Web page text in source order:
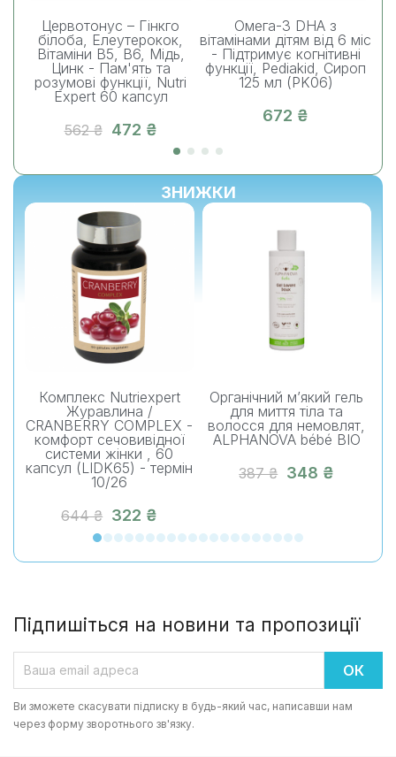
Цервотонус – Гінкго
білоба, Елеутерокок,
Вітаміни B5, B6, Мідь,
Цинк - Пам'ять та
розумові функції, Nutri
Expert 60 капсул
562 ₴ 472 ₴
Омега-3 DHA з
вітамінами дітям від 6 міс
- Підтримує когнітивні
функції, Pediakid, Сироп
125 мл (PK06)
672 ₴
ЗНИЖКИ
Комплекс Nutriexpert
Журавлина /
CRANBERRY COMPLEX -
комфорт сечовивідної
системи жінки , 60
капсул (LIDK65) - термін
10/26
644 ₴ 322 ₴
Органічний м’який гель
для миття тіла та
волосся для немовлят,
ALPHANOVA bébé BIO
387 ₴ 348 ₴
Підпишіться на новини та пропозиції
Ви зможете скасувати підписку в будь-який час, написавши нам
через форму зворотнього зв'язку.